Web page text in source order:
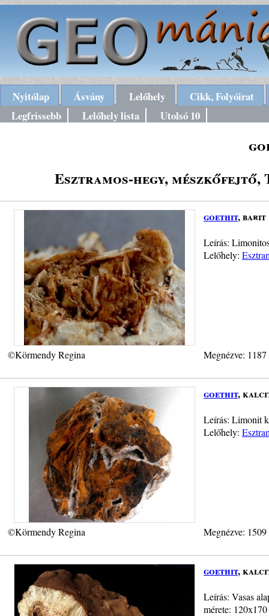
Nyitólap Ásvány Lelőhely
Cikk, Folyóirat
Legfrissebb
Lelőhely lista Utolsó 10
Esztramos-hegy,
goethit, barit
Leírás:
Lelőhely:
©Körmendy Regina Megnézve:
goethit,
Leírás: Limonit
Lelőhely:
©Körmendy Regina Megnézve:
goethit,
Leírás: Vasas
mérete: